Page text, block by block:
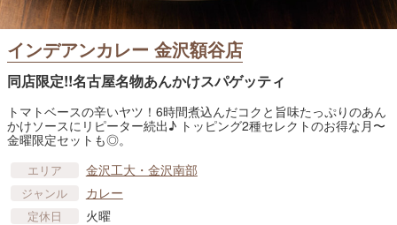
インデアンカレー 金沢額谷店
同店限定!!名古屋名物あんかけスパゲッティ
トマトベースの辛いヤツ！6時間煮込んだコクと旨味たっぷりのあん
かけソースにリピーター続出♪ トッピング2種セレクトのお得な月〜
金曜限定セットも◎。
エリア 金沢工大・金沢南部
ジャンル カレー
定休日 火曜